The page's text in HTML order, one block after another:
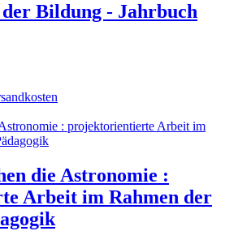
Bildung - Jahrbuch
die Astronomie :
Arbeit im Rahmen der